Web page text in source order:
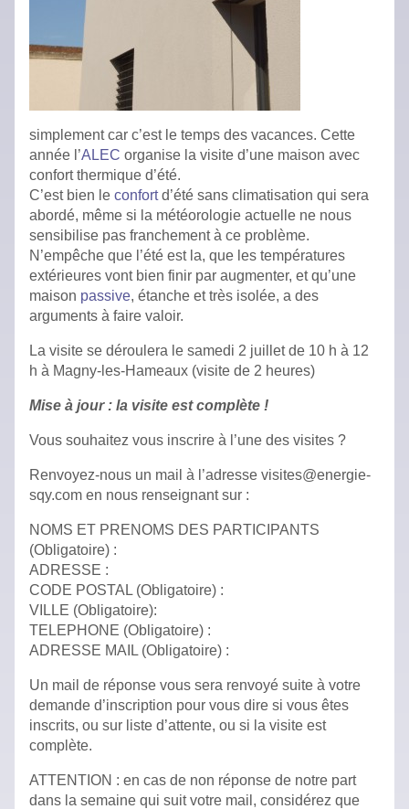
simplement car c’est le temps des vacances. Cette
année l’ALEC organise la visite d’une maison avec
confort thermique d’été.
C’est bien le confortd’été sans climatisation qui sera
abordé, même si la météorologie actuelle ne nous
sensibilise pas franchement à ce problème.
N’empêche que l’été est la, que les températures
extérieures vont bien finir par augmenter, et qu’une
maison passive, étanche et très isolée, a des
arguments à faire valoir.
La visite se déroulera le samedi 2 juillet de 10 h à 12
h à Magny-les-Hameaux (visite de 2 heures)
Mise à jour : la visite est complète !
Vous souhaitez vous inscrire à l’une des visites ?
Renvoyez-nous un mail à l’adresse visites@energie-
sqy.com en nous renseignant sur :
NOMS ET PRENOMS DES PARTICIPANTS
(Obligatoire) :
ADRESSE :
CODE POSTAL (Obligatoire) :
VILLE (Obligatoire):
TELEPHONE (Obligatoire) :
ADRESSE MAIL (Obligatoire) :
Un mail de réponse vous sera renvoyé suite à votre
demande d’inscription pour vous dire si vous êtes
inscrits, ou sur liste d’attente, ou si la visite est
complète.
ATTENTION : en cas de non réponse de notre part
dans la semaine qui suit votre mail, considérez que